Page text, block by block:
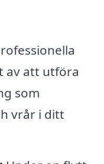
av att utföra
som
vrår i ditt